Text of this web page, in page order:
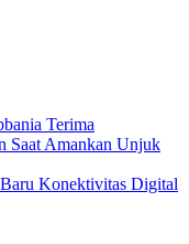
Terima
Saat Amankan Unjuk
Konektivitas Digital